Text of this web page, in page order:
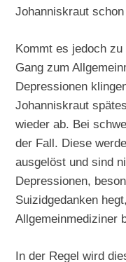
Johanniskraut
Kommt es jedoch
Gang zum
Depressionen
Johanniskraut
wieder ab. Bei
der Fall. Diese
ausgelöst und sind
Depressionen,
Suizidgedanken
Allgemeinmediziner
In der Regel wird